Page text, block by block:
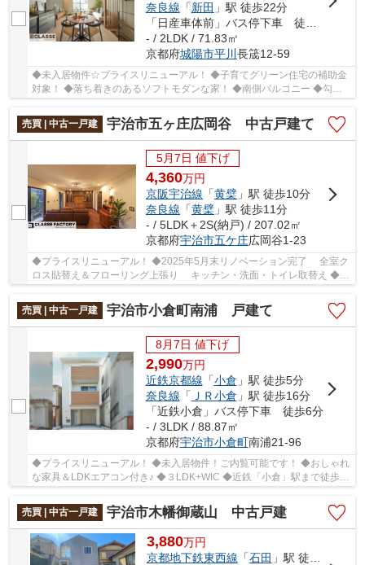
奈良線 「新田 」駅 徒歩22分
- / 2LDK / 71.83㎡
京都府城陽市平川 長筬12-59
◆未入居物件☆プライスリニューアル！ ◆子育てグリーン住宅の補助金
対象！ ◆落ち着きのあるソフトモダンな家！ ◆南側バルコニー ◆勾配
売買 | 中古一戸建
宇治市五ヶ庄広岡谷 中古戸建て
5月7日 値下げ
4,360万円
京阪宇治線 「黄檗」駅 徒歩10分
奈良線 「黄檗」駅 徒歩11分
- / 5LDK＋2S(納戸) / 207.02㎡
京都府宇治市五ケ庄広岡谷1-23
◆プライスリニューアル！ ◆2025年5月末リノベーション完了 全室ク
ロス貼替え＆フローリング上張り キッチン・洗面・トイレ取替え ◆土
売買 | 中古一戸建
宇治市小倉町南浦 戸建て
8月7日 値下げ
2,990万円
近鉄京都線 「小倉 」駅 徒歩5分
奈良線 「 ＪＲ小倉 」駅 徒歩16分
「近鉄小倉」バス停下車 徒歩6分
- / 3LDK / 88.87㎡
京都府宇治市小倉町南浦21-96
◆プライスリニューアル！ ◆未入居物件！ご内覧可能です！ ◆おしゃれ
な家具＆LDKエアコン付き♪ ◆３LDK+WIC ◆近鉄「小倉」駅まで徒歩約
5分 ◆周辺お買い物施設施設充実 ◆南小倉小・西小倉...
売買 | 中古一戸建
宇治市木幡御蔵山 中古戸建
3,880万円
京都地下鉄東西線 「石田 」駅 徒歩17分